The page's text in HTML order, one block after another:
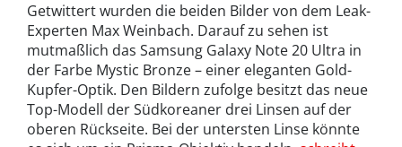
Getwittert wurden die beiden Bilder von dem Leak-
Experten Max Weinbach. Darauf zu sehen ist
mutmaßlich das Samsung Galaxy Note 20 Ultra in
der Farbe Mystic Bronze – einer eleganten Gold-
Kupfer-Optik. Den Bildern zufolge besitzt das neue
Top-Modell der Südkoreaner drei Linsen auf der
oberen Rückseite. Bei der untersten Linse könnte